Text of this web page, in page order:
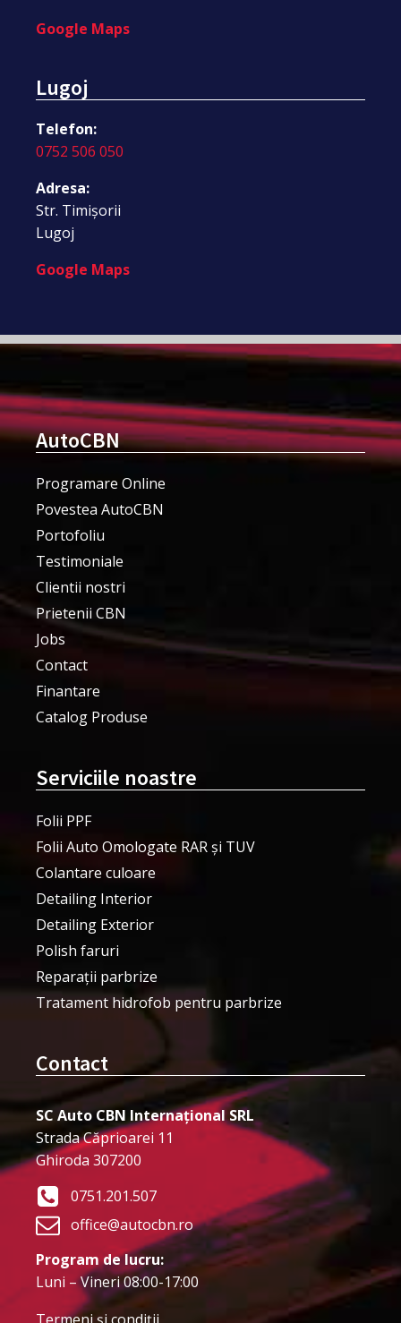
Google Maps
Lugoj
Telefon:
0752 506 050
Adresa:
Str. Timișorii
Lugoj
Google Maps
AutoCBN
Programare Online
Povestea AutoCBN
Portofoliu
Testimoniale
Clientii nostri
Prietenii CBN
Jobs
Contact
Finantare
Catalog Produse
Serviciile noastre
Folii PPF
Folii Auto Omologate RAR și TUV
Colantare culoare
Detailing Interior
Detailing Exterior
Polish faruri
Reparații parbrize
Tratament hidrofob pentru parbrize
Contact
SC Auto CBN Internațional SRL
Strada Căprioarei 11
Ghiroda 307200
0751.201.507
office@autocbn.ro
Program de lucru:
Luni – Vineri 08:00-17:00